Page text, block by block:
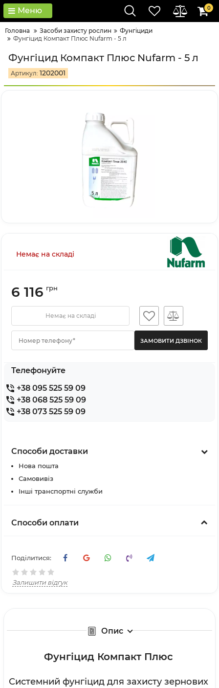
Меню 0
Головна Засоби захисту рослин
Фунгіциди
Фунгіцид Компакт Плюс Nufarm - 5 л
Фунгіцид Компакт Плюс Nufarm - 5 л
Артикул: 1202001
Немає на складі
6 116 грн
Немає на складі
Номер телефону*
Телефонуйте
+38 095 525 59 09
+38 068 525 59 09
+38 073 525 59 09
Способи доставки
Нова пошта
Самовивіз
Інші транспортні служби
Способи оплати
Поділитися:
Залишити відгук
Опис
Фунгіцид Компакт Плюс
Системний фунгіцид для захисту зернових